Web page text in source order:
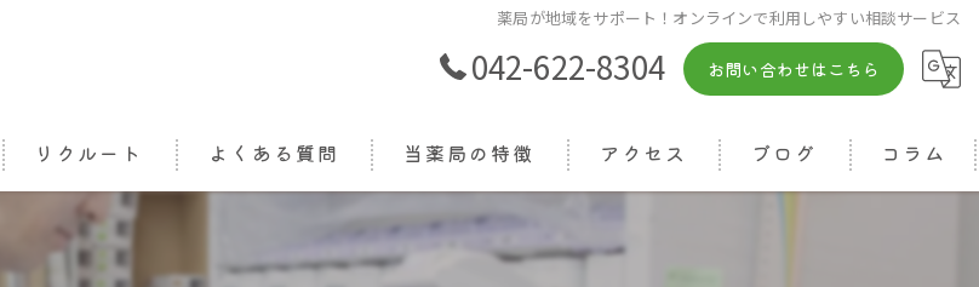
薬局が地域をサポート！オンラインで利用しやすい相談サービス
042-622-8304 お問い合わせはこちら
リクルート よくある質問 当薬局の特徴
処方箋
アクセス ブログ コラム